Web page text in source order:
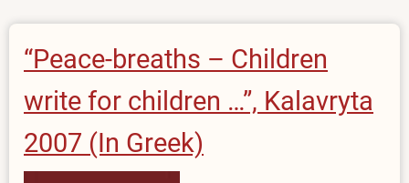
“Peace-breaths – Children
write for children …”, Kalavryta
2007 (In Greek)